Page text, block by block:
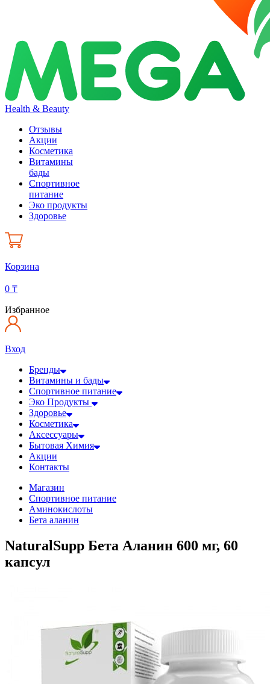
Health & Beauty
Отзывы
Акции
Косметика
Витамины
бады
Спортивное
питание
Эко продукты
Здоровье
Корзина
0 ₸
Избранное
Вход
Бренды
Витамины и бады
Спортивное питание
Эко Продукты
Здоровье
Косметика
Аксессуары
Бытовая Химия
Акции
Контакты
Магазин
Спортивное питание
Аминокислоты
Бета аланин
NaturalSupp Бета Аланин 600 мг, 60
капсул